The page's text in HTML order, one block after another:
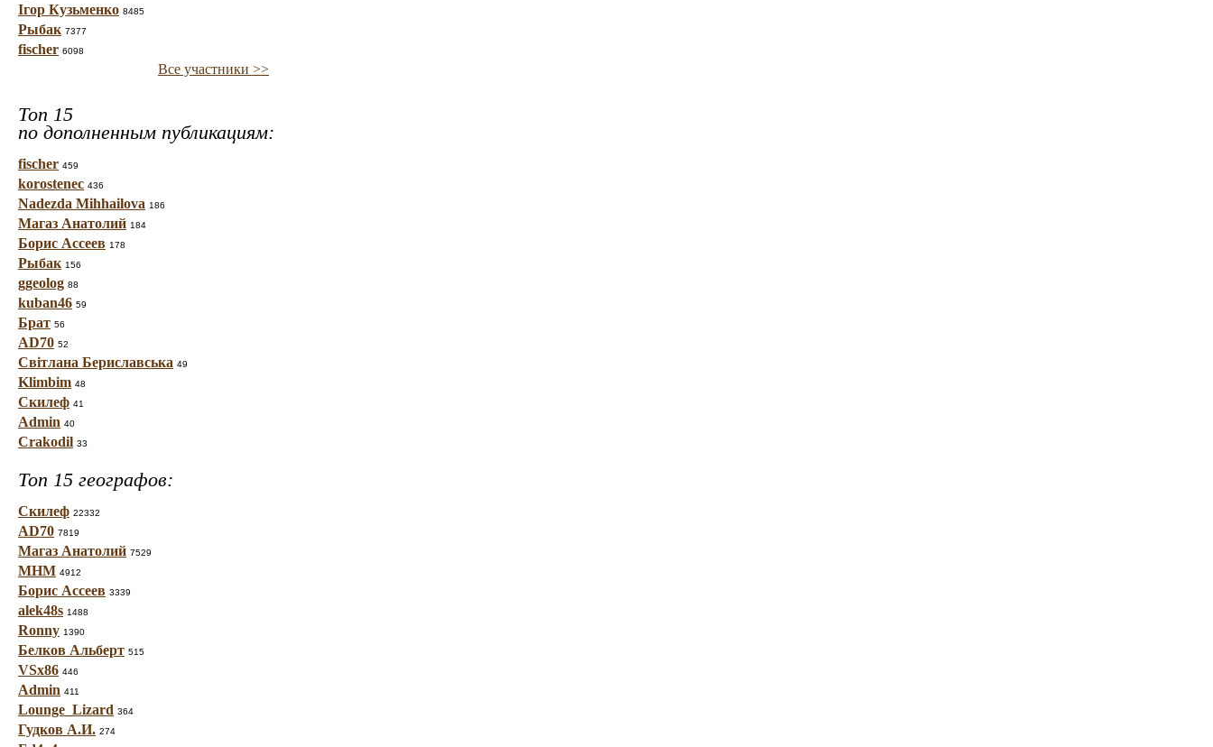
Ігор Кузьменко 8485
Рыбак 7377
fischer 6098
Все участники >>
Топ 15
по дополненным публикациям:
fischer 459
korostenec 436
Nadezda Mihhailova 186
Магаз Анатолий 184
Борис Ассеев 178
Рыбак 156
ggeolog 88
kuban46 59
Брат 56
AD70 52
Світлана Бериславська 49
Klimbim 48
Скилеф 41
Admin 40
Crakodil 33
Топ 15 географов:
Скилеф 22332
AD70 7819
Магаз Анатолий 7529
МНМ 4912
Борис Ассеев 3339
alek48s 1488
Ronny 1390
Белков Альберт 515
VSx86 446
Admin 411
Lounge_Lizard 364
Гудков А.И. 274